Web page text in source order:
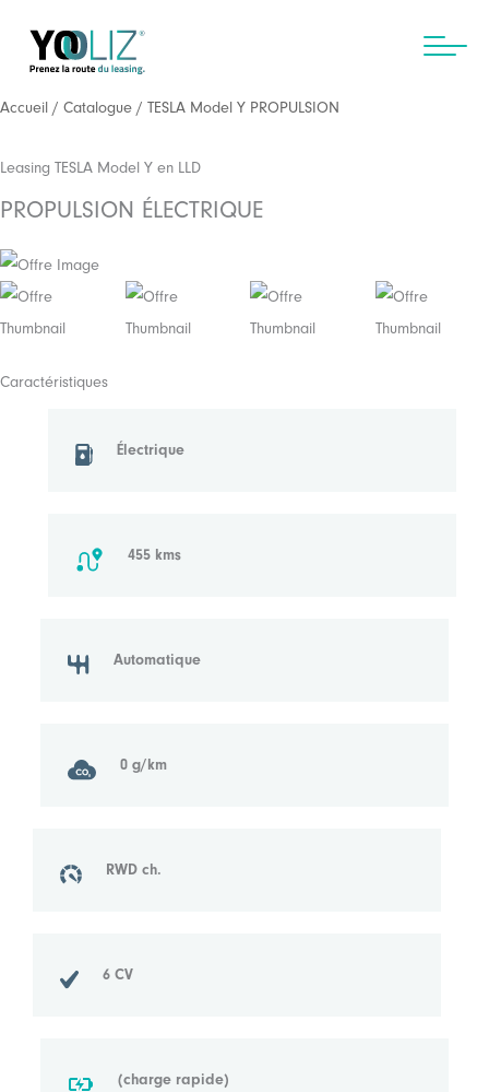
contenu
Accueil / Catalogue / TESLA Model Y PROPULSION
Leasing TESLA Model Y en LLD
PROPULSION ÉLECTRIQUE
Caractéristiques
Électrique
455 kms
Automatique
0 g/km
RWD ch.
6 CV
(charge rapide)